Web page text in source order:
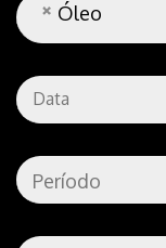
Óleo
Período